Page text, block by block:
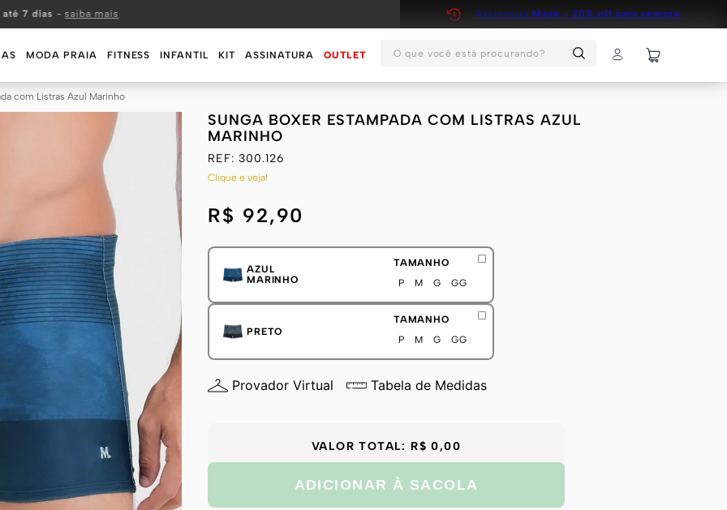
7 dias -saiba mais Assinatura Mash - 20% off para sempre
MODA PRAIA FITNESS INFANTIL KIT ASSINATURA OUTLET
O que você está procurando?
com Listras Azul Marinho
SUNGA BOXER ESTAMPADA COM LISTRAS AZUL
MARINHO
REF: 300.126
Clique e veja!
R$ 92,90
AZUL
MARINHO
TAMANHO
P
M G GG
PRETO
TAMANHO
P
M G GG
Provador Virtual Tabela de Medidas
VALOR TOTAL: R$ 0,00
ADICIONAR À SACOLA